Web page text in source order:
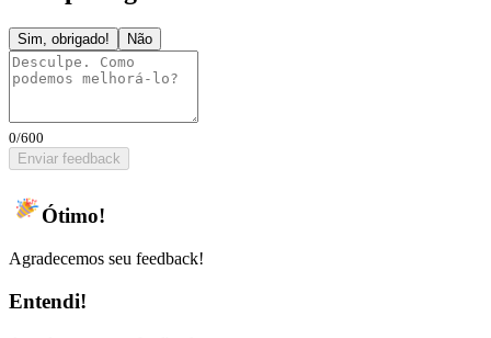
Sim, obrigado! Não
0/600
Enviar feedback
Ótimo!
Agradecemos seu feedback!
Entendi!